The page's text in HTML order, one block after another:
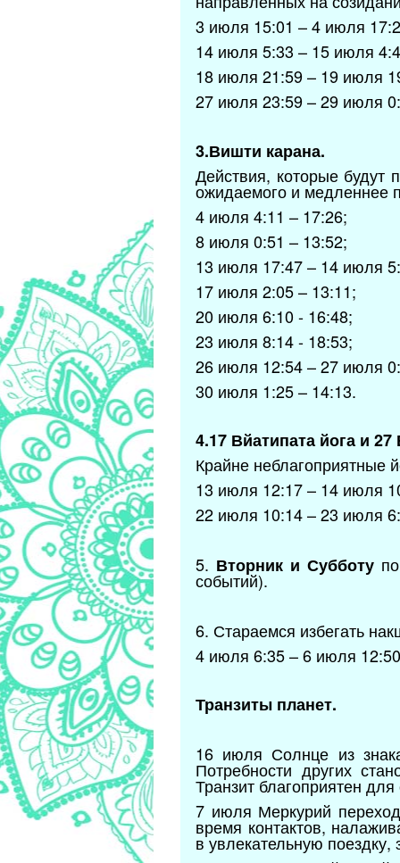
3 июля 15:01 – 4 июля
14 июля 5:33 – 15 июля
18 июля 21:59 – 19 июля
27 июля 23:59 – 29 июля
3.Вишти карана.
Действия, которые будут
ожидаемого и медленнее
4 июля 4:11 – 17:26;
8 июля 0:51 – 13:52;
13 июля 17:47 – 14 июля
17 июля 2:05 – 13:11;
20 июля 6:10 - 16:48;
23 июля 8:14 - 18:53;
26 июля 12:54 – 27 июля
30 июля 1:25 – 14:13.
4.17 Вйатипата йога и
Крайне неблагоприятные
13 июля 12:17 – 14 июля
22 июля 10:14 – 23 июля
5. Вторник и Субботупо
событий).
6. Стараемся избегать
4 июля 6:35 – 6 июля
Транзиты планет.
16 июля Солнце из
Потребности других
Транзит благоприятен
7 июля Меркурий
время контактов,
в увлекательную